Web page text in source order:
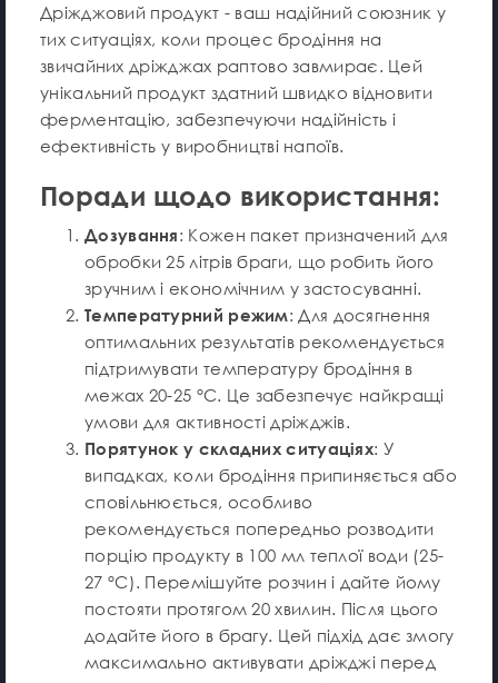
Дріжджовий продукт - ваш надійний союзник у
тих ситуаціях, коли процес бродіння на
звичайних дріжджах раптово завмирає. Цей
унікальний продукт здатний швидко відновити
ферментацію, забезпечуючи надійність і
ефективність у виробництві напоїв.
Поради щодо використання:
Дозування: Кожен пакет призначений для
обробки 25 літрів браги, що робить його
зручним і економічним у застосуванні.
Температурний режим: Для досягнення
оптимальних результатів рекомендується
підтримувати температуру бродіння в
межах 20-25 °C. Це забезпечує найкращі
умови для активності дріжджів.
Порятунок у складних ситуаціях: У
випадках, коли бродіння припиняється або
сповільнюється, особливо
рекомендується попередньо розводити
порцію продукту в 100 мл теплої води (25-
27 °C). Перемішуйте розчин і дайте йому
постояти протягом 20 хвилин. Після цього
додайте його в брагу. Цей підхід дає змогу
максимально активувати дріжджі перед